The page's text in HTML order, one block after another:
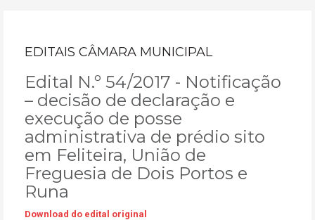
EDITAIS CÂMARA MUNICIPAL
Edital N.º 54/2017 - Notificação
– decisão de declaração e
execução de posse
administrativa de prédio sito
em Feliteira, União de
Freguesia de Dois Portos e
Runa
Download do edital original